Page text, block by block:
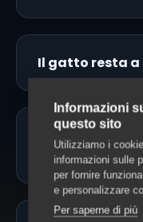
Il gatto resta a
Il cat sitter
farmaci?
Informazioni
questo sito
Utilizziamo i
informazioni sulle
per fornire
e personalizzare
Per saperne di più